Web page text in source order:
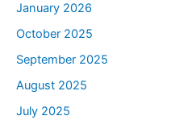
January 2026
October 2025
September 2025
August 2025
July 2025